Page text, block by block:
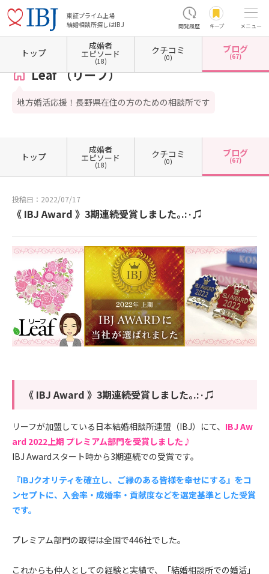
東証プライム上場
結婚相談所探しはIBJ
閲覧履歴 キープ メニュー
ホーム 長野県の結婚相談所 長野県飯田市 Leaf （リーフ） カウンセラーブログ一覧
Leaf （リーフ）
地方婚活応援！長野県在住の方のための相談所です
トップ
成婚者
エピソード
(18)
クチコミ
(0)
ブログ
(67)
トップ
成婚者
エピソード
(18)
クチコミ
(0)
ブログ
(67)
投稿日：2022/07/17
《 IBJ Award 》3期連続受賞しました｡.:·♫
《 IBJ Award 》3期連続受賞しました｡.:·♫
リーフが加盟している日本結婚相談所連盟（IBJ）にて、 IBJ Aw
ard 2022上期 プレミアム部門を受賞しました♪
IBJ Awardスタート時から3期連続での受賞です。
『IBJクオリティを確立し、ご縁のある皆様を幸せにする』をコ
ンセプトに、入会率・成婚率・貢献度などを選定基準とした受賞
です。
プレミアム部門の取得は全国で446社でした。
これからも仲人としての経験と実績で、「結婚相談所での婚活」